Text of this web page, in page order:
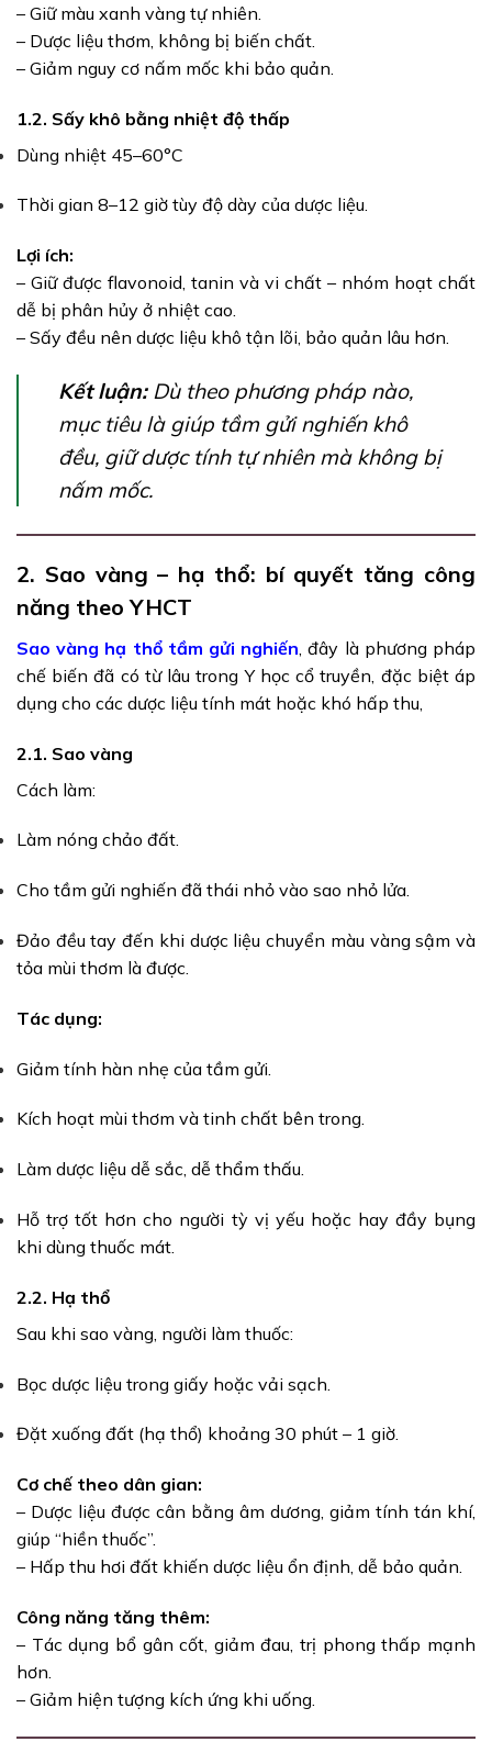
– Giữ màu xanh vàng tự nhiên.
– Dược liệu thơm, không bị biến chất.
– Giảm nguy cơ nấm mốc khi bảo quản.
1.2. Sấy khô bằng nhiệt độ thấp
Dùng nhiệt 45–60°C
Thời gian 8–12 giờ tùy độ dày của dược liệu.
Lợi ích:
– Giữ được flavonoid, tanin và vi chất – nhóm hoạt chất
dễ bị phân hủy ở nhiệt cao.
– Sấy đều nên dược liệu khô tận lõi, bảo quản lâu hơn.
Kết luận:Dù theo phương pháp nào,
mục tiêu là giúp tầm gửi nghiến khô
đều, giữ dược tính tự nhiên mà không bị
nấm mốc.
2. Sao vàng – hạ thổ: bí quyết tăng công
năng theo YHCT
Sao vàng hạ thổ tầm gửi nghiến , đây là phương pháp
chế biến đã có từ lâu trong Y học cổ truyền, đặc biệt áp
dụng cho các dược liệu tính mát hoặc khó hấp thu,
2.1. Sao vàng
Cách làm:
Làm nóng chảo đất.
Cho tầm gửi nghiến đã thái nhỏ vào sao nhỏ lửa.
Đảo đều tay đến khi dược liệu chuyển màu vàng sậm và
tỏa mùi thơm là được.
Tác dụng:
Giảm tính hàn nhẹ của tầm gửi.
Kích hoạt mùi thơm và tinh chất bên trong.
Làm dược liệu dễ sắc, dễ thẩm thấu.
Hỗ trợ tốt hơn cho người tỳ vị yếu hoặc hay đầy bụng
khi dùng thuốc mát.
2.2. Hạ thổ
Sau khi sao vàng, người làm thuốc:
Bọc dược liệu trong giấy hoặc vải sạch.
Đặt xuống đất (hạ thổ) khoảng 30 phút – 1 giờ.
Cơ chế theo dân gian:
– Dược liệu được cân bằng âm dương, giảm tính tán khí,
giúp “hiền thuốc”.
– Hấp thu hơi đất khiến dược liệu ổn định, dễ bảo quản.
Công năng tăng thêm:
– Tác dụng bổ gân cốt, giảm đau, trị phong thấp mạnh
hơn.
– Giảm hiện tượng kích ứng khi uống.